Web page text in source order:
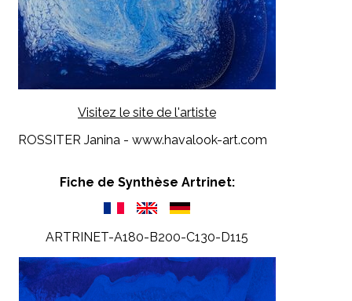
Visitez le site de l'artiste
ROSSITER Janina - www.havalook-art.com
Fiche de Synthèse Artrinet:
ARTRINET-A180-B200-C130-D115